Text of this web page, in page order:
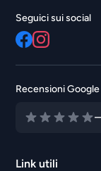
Seguici sui social
Recensioni Google
Link utili